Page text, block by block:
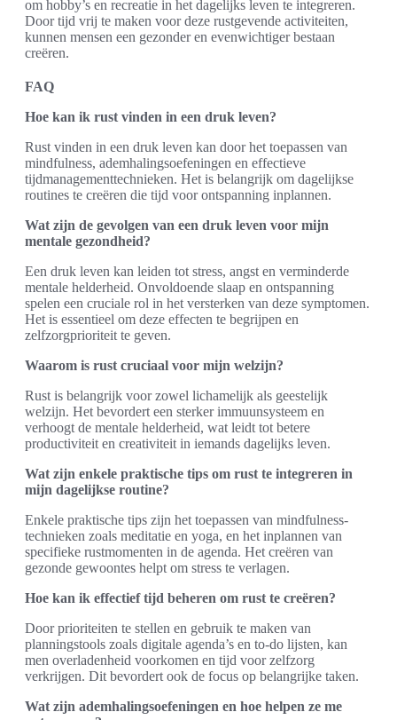
om hobby’s en recreatie in het dagelijks leven te integreren.
Door tijd vrij te maken voor deze rustgevende activiteiten,
kunnen mensen een gezonder en evenwichtiger bestaan
creëren.
FAQ
Hoe kan ik rust vinden in een druk leven?
Rust vinden in een druk leven kan door het toepassen van
mindfulness, ademhalingsoefeningen en effectieve
tijdmanagementtechnieken. Het is belangrijk om dagelijkse
routines te creëren die tijd voor ontspanning inplannen.
Wat zijn de gevolgen van een druk leven voor mijn
mentale gezondheid?
Een druk leven kan leiden tot stress, angst en verminderde
mentale helderheid. Onvoldoende slaap en ontspanning
spelen een cruciale rol in het versterken van deze symptomen.
Het is essentieel om deze effecten te begrijpen en
zelfzorgprioriteit te geven.
Waarom is rust cruciaal voor mijn welzijn?
Rust is belangrijk voor zowel lichamelijk als geestelijk
welzijn. Het bevordert een sterker immuunsysteem en
verhoogt de mentale helderheid, wat leidt tot betere
productiviteit en creativiteit in iemands dagelijks leven.
Wat zijn enkele praktische tips om rust te integreren in
mijn dagelijkse routine?
Enkele praktische tips zijn het toepassen van mindfulness-
technieken zoals meditatie en yoga, en het inplannen van
specifieke rustmomenten in de agenda. Het creëren van
gezonde gewoontes helpt om stress te verlagen.
Hoe kan ik effectief tijd beheren om rust te creëren?
Door prioriteiten te stellen en gebruik te maken van
planningstools zoals digitale agenda’s en to-do lijsten, kan
men overladenheid voorkomen en tijd voor zelfzorg
verkrijgen. Dit bevordert ook de focus op belangrijke taken.
Wat zijn ademhalingsoefeningen en hoe helpen ze me